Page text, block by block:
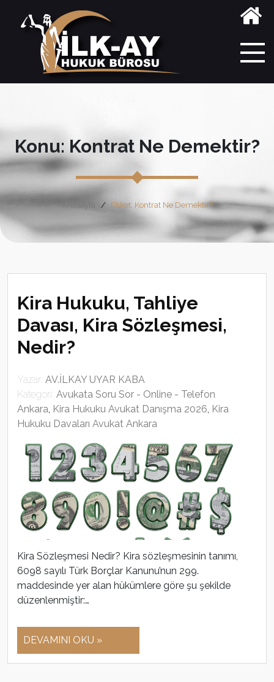
Konu: Kontrat Ne Demektir?
Anasayfa Etiket: Kontrat Ne Demektir?
Kira Hukuku, Tahliye
Davası, Kira Sözleşmesi,
Nedir?
Yazar: AV.İLKAY UYAR KABA
Kategori: Avukata Soru Sor - Online - Telefon
Ankara, Kira Hukuku Avukat Danışma 2026, Kira
Hukuku Davaları Avukat Ankara
Kira Sözleşmesi Nedir? Kira sözleşmesinin tanımı,
6098 sayılı Türk Borçlar Kanunu’nun 299.
maddesinde yer alan hükümlere göre şu şekilde
düzenlenmiştir:…
DEVAMINI OKU »